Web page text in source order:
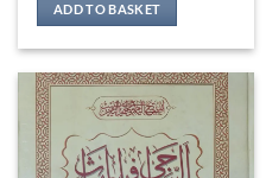
ADD TO BASKET